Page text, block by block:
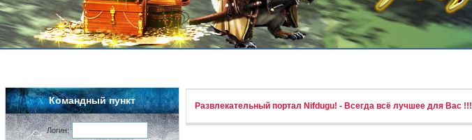
Командный пункт
Логин:
Развлекательный портал Nifdugu! - Всегда всё лучшее для Вас !!!